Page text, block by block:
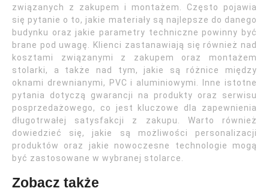
związanych z zakupem i montażem. Często pojawia
się pytanie o to, jakie materiały są najlepsze do danego
budynku oraz jakie parametry techniczne powinny być
brane pod uwagę. Klienci zastanawiają się również nad
kosztami związanymi z zakupem oraz montażem
stolarki, a także nad tym, jakie są różnice między
oknami drewnianymi, PVC i aluminiowymi. Inne istotne
pytania dotyczą gwarancji na produkty oraz serwisu
posprzedażowego, co jest kluczowe dla zapewnienia
długotrwałej satysfakcji z zakupu. Warto również
dowiedzieć się, jakie są możliwości personalizacji
produktów oraz jakie nowoczesne technologie mogą
być zastosowane w wybranej stolarce.
Zobacz także